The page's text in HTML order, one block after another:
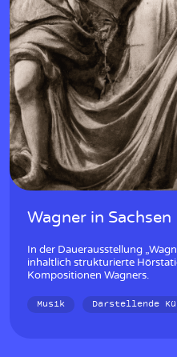
Wagner in Sachsen
In der Dauerausstellung
inhaltlich strukturierte
Kompositionen Wagners.
Musik Darstellende